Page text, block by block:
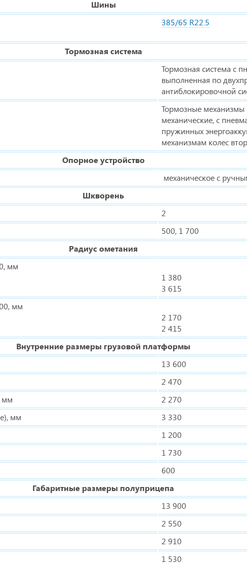
Шины
385/65 R22.5
Тормозная система
Тормозная система с
выполненная по
антиблокировочной
Тормозные механизмы
механические, с
пружинных
механизмам колес
Опорное устройство
механическое с
Шкворень
2
500, 1 700
Радиус ометания
мм
1 380
3 615
мм
2 170
2 415
Внутренние размеры грузовой платформы
13 600
2 470
мм
2 270
мм
3 330
1 200
1 730
600
Габаритные размеры полуприцепа
13 900
2 550
2 910
1 530